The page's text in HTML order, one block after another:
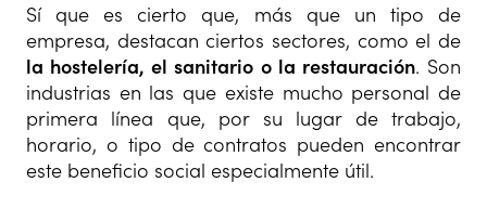
Sí que es cierto que, más que un tipo de
empresa, destacan ciertos sectores, como el de
la hostelería, el sanitario o la restauración. Son
industrias en las que existe mucho personal de
primera línea que, por su lugar de trabajo,
horario, o tipo de contratos pueden encontrar
este beneficio social especialmente útil.